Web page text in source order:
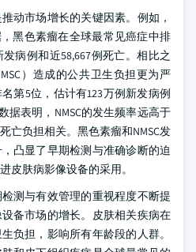
动市场增长的关键因素。例如，
，黑色素瘤在全球最常见癌症中排
病例和近58,667例死亡。相比之
）造成的公共卫生负担更为严
第5位，估计有123万例新发病例
据表明，NMSC的发生频率远高于
亡负担相关。黑色素瘤和NMSC发
凸显了早期检测与准确诊断的迫
皮肤病影像设备的采用。
测与有效管理的重视程度不断提
备市场的增长。皮肤相关疾病在
负担，影响所有年龄段的人群。